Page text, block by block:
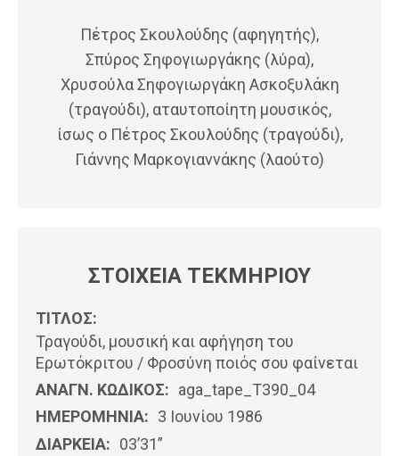
Πέτρος Σκουλούδης (αφηγητής),
Σπύρος Σηφογιωργάκης (λύρα),
Χρυσούλα Σηφογιωργάκη Ασκοξυλάκη
(τραγούδι), αταυτοποίητη μουσικός,
ίσως ο Πέτρος Σκουλούδης (τραγούδι),
Γιάννης Μαρκογιαννάκης (λαούτο)
ΣΤΟΙΧΕΙΑ ΤΕΚΜΗΡΙΟΥ
ΤΙΤΛΟΣ:
Τραγούδι, μουσική και αφήγηση του
Ερωτόκριτου / Φροσύνη ποιός σου φαίνεται
ΑΝΑΓΝ. ΚΩΔΙΚΟΣ: aga_tape_T390_04
ΗΜΕΡΟΜΗΝΊΑ: 3 Ιουνίου 1986
ΔΙΑΡΚΕΙΑ: 03’31”